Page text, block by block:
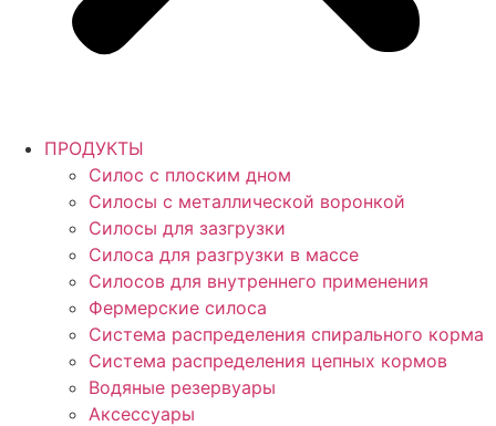
ПРОДУКТЫ
Силос с плоским дном
Силосы с металлической воронкой
Силосы для зазгрузки
Силоса для разгрузки в массе
Силосов для внутреннего применения
Фермерские силоса
Система распределения спирального корма
Система распределения цепных кормов
Водяные резервуары
Аксессуары